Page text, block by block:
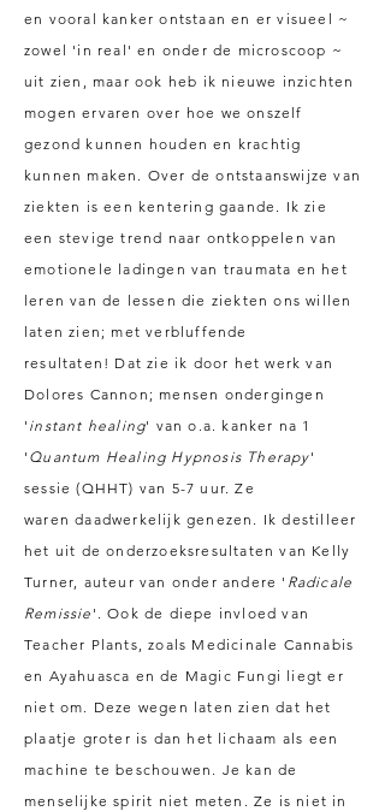
en vooral kanker ontstaan en er visueel ~
zowel 'in real' en onder de microscoop ~
uit zien, maar ook heb ik nieuwe inzichten
mogen ervaren over hoe we onszelf
gezond kunnen houden en krachtig
kunnen maken. Over de ontstaanswijze van
ziekten is een kentering gaande. Ik zie
een stevige trend naar ontkoppelen van
emotionele ladingen van traumata en het
leren van de lessen die ziekten ons willen
laten zien; met verbluffende
resultaten! Dat zie ik door het werk van
Dolores Cannon; mensen ondergingen
' instant healing' van o.a. kanker na 1
' Quantum Healing Hypnosis Therapy'
sessie (QHHT) van 5-7 uur. Ze
warendaadwerkelijk genezen. Ik destilleer
het uit de onderzoeksresultaten van Kelly
Turner, auteur van onder andere ' Radicale
Remissie '. Ook de diepe invloed van
Teacher Plants, zoals Medicinale Cannabis
en Ayahuasca en de Magic Fungi liegt er
niet om. Deze wegen laten zien dat het
plaatje groter is dan het lichaam als een
machine te beschouwen. Je kan de
menselijke spirit niet meten. Ze is niet in